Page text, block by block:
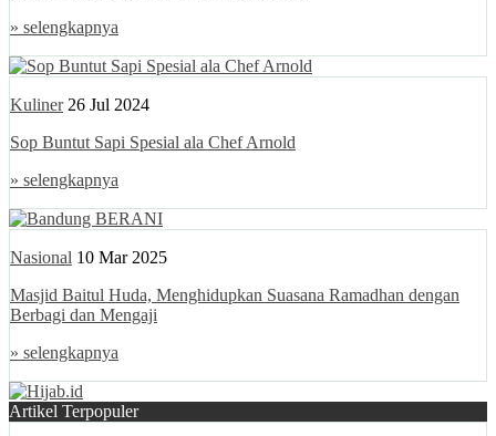
» selengkapnya
Kuliner 26 Jul 2024
Sop Buntut Sapi Spesial ala Chef Arnold
» selengkapnya
Nasional 10 Mar 2025
Masjid Baitul Huda, Menghidupkan Suasana Ramadhan dengan
Berbagi dan Mengaji
» selengkapnya
Artikel Terpopuler